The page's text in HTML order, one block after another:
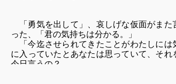
「勇気を出して」、哀しげな仮面がまた
った、「君の気持ちは分かる。」
「今迄させられてきたことがわたしには
に入っていたとあなたは思っていて、それ
今日言うの？